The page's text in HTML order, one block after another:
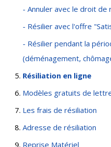
- Annuler avec le droit de
- Résilier avec l'offre
- Résilier pendant la
(déménagement,
Résiliation en ligne
Modèles gratuits de
Les frais de résiliation
Adresse de résiliation
Reprise Matériel